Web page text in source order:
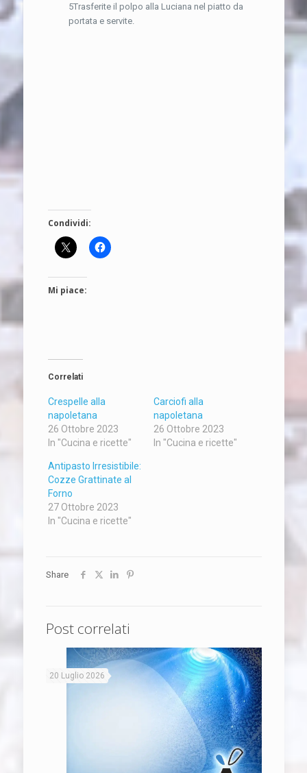
5Trasferite il polpo alla Luciana nel piatto da
portata e servite.
Condividi:
Mi piace:
Correlati
Crespelle alla
napoletana
26 Ottobre 2023
In "Cucina e ricette"
Carciofi alla
napoletana
26 Ottobre 2023
In "Cucina e ricette"
Antipasto Irresistibile:
Cozze Grattinate al
Forno
27 Ottobre 2023
In "Cucina e ricette"
Share
Post correlati
20 Luglio 2026